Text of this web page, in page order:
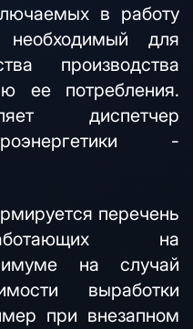
в работу
необходимый для
производства
ее потребления.
диспетчер
-
перечень
на
на случай
выработки
при внезапном